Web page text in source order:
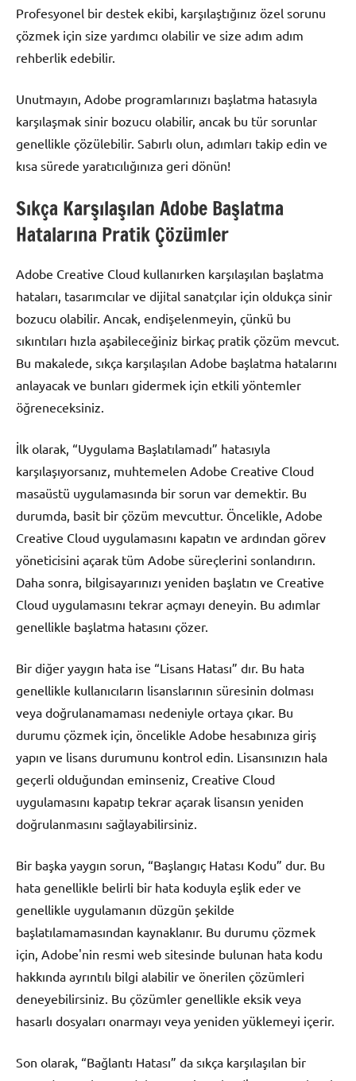
Profesyonel bir destek ekibi, karşılaştığınız özel sorunu
çözmek için size yardımcı olabilir ve size adım adım
rehberlik edebilir.
Unutmayın, Adobe programlarınızı başlatma hatasıyla
karşılaşmak sinir bozucu olabilir, ancak bu tür sorunlar
genellikle çözülebilir. Sabırlı olun, adımları takip edin ve
kısa sürede yaratıcılığınıza geri dönün!
Sıkça Karşılaşılan Adobe Başlatma
Hatalarına Pratik Çözümler
Adobe Creative Cloud kullanırken karşılaşılan başlatma
hataları, tasarımcılar ve dijital sanatçılar için oldukça sinir
bozucu olabilir. Ancak, endişelenmeyin, çünkü bu
sıkıntıları hızla aşabileceğiniz birkaç pratik çözüm mevcut.
Bu makalede, sıkça karşılaşılan Adobe başlatma hatalarını
anlayacak ve bunları gidermek için etkili yöntemler
öğreneceksiniz.
İlk olarak, “Uygulama Başlatılamadı” hatasıyla
karşılaşıyorsanız, muhtemelen Adobe Creative Cloud
masaüstü uygulamasında bir sorun var demektir. Bu
durumda, basit bir çözüm mevcuttur. Öncelikle, Adobe
Creative Cloud uygulamasını kapatın ve ardından görev
yöneticisini açarak tüm Adobe süreçlerini sonlandırın.
Daha sonra, bilgisayarınızı yeniden başlatın ve Creative
Cloud uygulamasını tekrar açmayı deneyin. Bu adımlar
genellikle başlatma hatasını çözer.
Bir diğer yaygın hata ise “Lisans Hatası” dır. Bu hata
genellikle kullanıcıların lisanslarının süresinin dolması
veya doğrulanamaması nedeniyle ortaya çıkar. Bu
durumu çözmek için, öncelikle Adobe hesabınıza giriş
yapın ve lisans durumunu kontrol edin. Lisansınızın hala
geçerli olduğundan eminseniz, Creative Cloud
uygulamasını kapatıp tekrar açarak lisansın yeniden
doğrulanmasını sağlayabilirsiniz.
Bir başka yaygın sorun, “Başlangıç Hatası Kodu” dur. Bu
hata genellikle belirli bir hata koduyla eşlik eder ve
genellikle uygulamanın düzgün şekilde
başlatılamamasından kaynaklanır. Bu durumu çözmek
için, Adobe'nin resmi web sitesinde bulunan hata kodu
hakkında ayrıntılı bilgi alabilir ve önerilen çözümleri
deneyebilirsiniz. Bu çözümler genellikle eksik veya
hasarlı dosyaları onarmayı veya yeniden yüklemeyi içerir.
Son olarak, “Bağlantı Hatası” da sıkça karşılaşılan bir